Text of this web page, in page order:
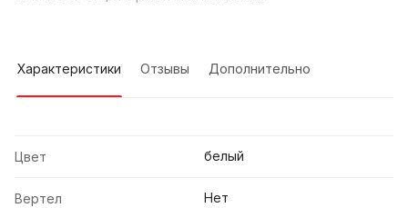
Характеристики Отзывы Дополнительно
Цвет белый
Вертел Нет